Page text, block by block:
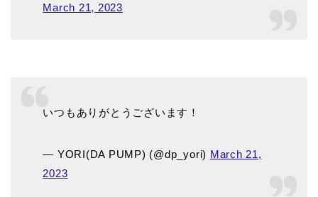
March 21, 2023
いつもありがとうございます！
— YORI(DA PUMP) (@dp_yori) March 21,
2023